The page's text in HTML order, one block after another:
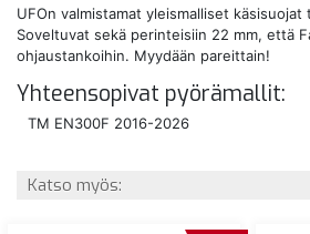
UFOn valmistamat yleismalliset käsisuojat
Soveltuvat sekä perinteisiin 22 mm, että
ohjaustankoihin. Myydään pareittain!
Yhteensopivat pyörämallit:
TM EN300F 2016-2026
Katso myös: